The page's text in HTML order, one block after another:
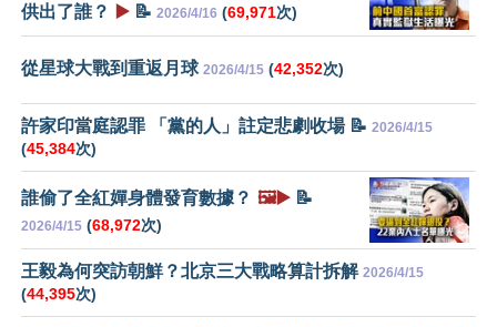
供出了誰？
▶️ 📝 2026/4/16 (69,971次)
從星球大戰到重返月球 2026/4/15 (42,352次)
許家印當庭認罪 「黨的人」註定悲劇收場 📝 2026/4/15
(45,384次)
誰偷了全紅嬋身體發育數據？ 🖼️▶️ 📝
2026/4/15 (68,972次)
王毅為何突訪朝鮮？北京三大戰略算計拆解 2026/4/15
(44,395次)